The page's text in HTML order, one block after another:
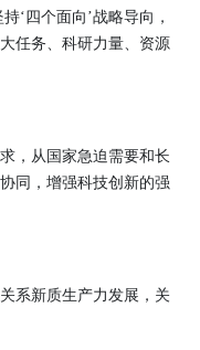
‘四个面向’战略导向，
任务、科研力量、资源
，从国家急迫需要和长
同，增强科技创新的强
系新质生产力发展，关